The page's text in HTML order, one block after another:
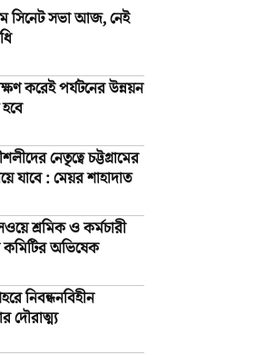
সিনেট সভা আজ, নেই
করেই পর্যটনের উন্নয়ন
হবে
নেতৃত্বে চট্টগ্রামের
যাবে : মেয়র শাহাদাত
শ্রমিক ও কর্মচারী
অভিষেক
নিবন্ধনবিহীন
দৌরাত্ম্য